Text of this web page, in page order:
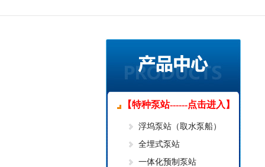
【特种泵站------点击进入】
浮坞泵站（取水泵船）
全埋式泵站
一体化预制泵站